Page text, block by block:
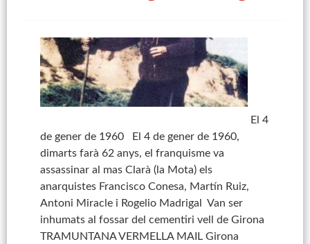
El 4
de gener de 1960 El 4 de gener de 1960,
dimarts farà 62 anys, el franquisme va
assassinar al mas Clarà (la Mota) els
anarquistes Francisco Conesa, Martín Ruiz,
Antoni Miracle i Rogelio Madrigal Van ser
inhumats al fossar del cementiri vell de Girona
TRAMUNTANA VERMELLA MAIL Girona